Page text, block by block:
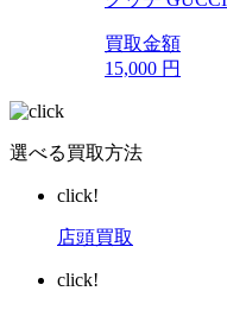
買取金額
15,000 円
選べる買取方法
click!
店頭買取
click!